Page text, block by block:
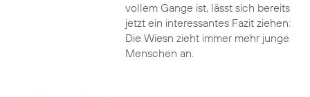
vollem Gange ist, lässt sich bereits
jetzt ein interessantes Fazit ziehen:
Die Wiesn zieht immer mehr junge
Menschen an.